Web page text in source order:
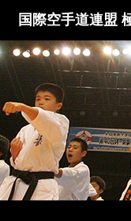
国際空手道連盟